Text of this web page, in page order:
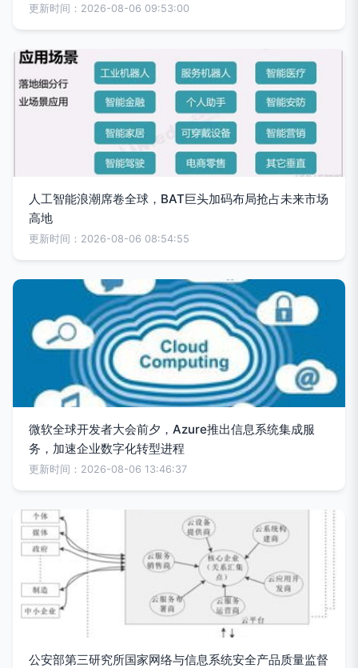
更新时间：2026-08-06 09:53:00
人工智能浪潮席卷全球，BAT巨头加码布局抢占未来市场
高地
更新时间：2026-08-06 08:54:55
微软全球开发者大会前夕，Azure推出信息系统集成服
务，加速企业数字化转型进程
更新时间：2026-08-06 13:46:37
公安部第三研究所国家网络与信息系统安全产品质量监督